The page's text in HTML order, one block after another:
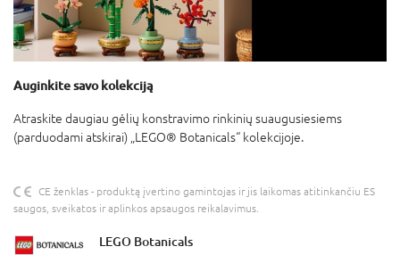
Auginkite savo kolekciją
Atraskite daugiau gėlių konstravimo rinkinių suaugusiesiems
(parduodami atskirai) „LEGO® Botanicals“ kolekcijoje.
CE ženklas - produktą įvertino gamintojas ir jis laikomas atitinkančiu ES
saugos, sveikatos ir aplinkos apsaugos reikalavimus.
LEGO Botanicals